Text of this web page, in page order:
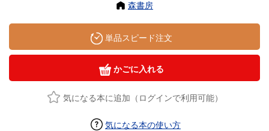
森書房
単品スピード注文
かごに入れる
気になる本に追加（ログインで利用可能）
気になる本の使い方